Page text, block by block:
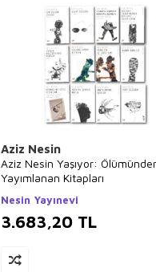
Aziz Nesin
Aziz Nesin Yaşıyor:
Yayımlanan Kitapları
Nesin Yayınevi
3.683,20 TL